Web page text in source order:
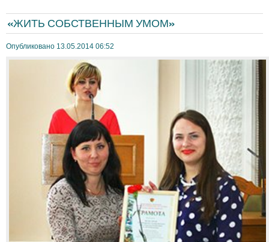
«ЖИТЬ СОБСТВЕННЫМ УМОМ»
Опубликовано 13.05.2014 06:52